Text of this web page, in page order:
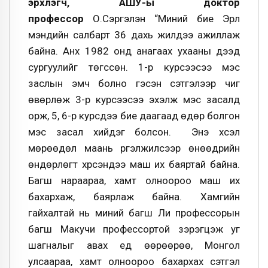
профессор О.Сэргэлэн “Миний бие Эрүүл
мэндийн салбарт 36 дахь жилдээ ажиллаж
байна. Анх 1982 онд анагаах ухааны дээд
сургуулийг төгссөн. 1-р курсээсээ мэс
заслын эмч болно гэсэн сэтгэлээр чиг
өвөрлөж 3-р курсээсээ эхэлж мэс засалд
орж, 5, 6-р курсдээ бие даагаад өдөр болгон
мэс засал хийдэг болсон.
Энэ хүсэл
мөрөөдөл маань үргэлжилсээр өнөөдрийн
өндөрлөгт хүрсэндээ маш их баяртай байна.
Багш нараараа, хамт олноороо маш их
бахархаж, баярлаж байна. Хамгийн
гайхалтай нь миний багш Ли профессорын
багш Макучи профессортой зэрэгцэж уг
шагналыг авах үед өөрөөрөө, Монгол
улсаараа, хамт олноороо бахархах сэтгэл